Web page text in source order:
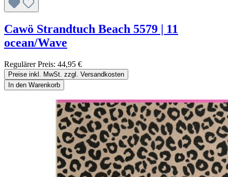
Cawö Strandtuch Beach 5579 | 11
ocean/Wave
Regulärer Preis: 44,95 €
Preise inkl. MwSt. zzgl. Versandkosten
In den Warenkorb